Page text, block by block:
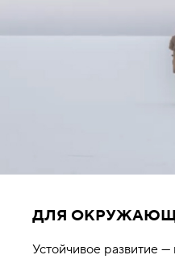
ДЛЯ
Устойчивое развитие